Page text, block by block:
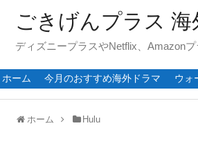
ごきげんプラス
ディズニープラスやNetflix、Amazon
ホーム 今月のおすすめ海外ドラマ ウォ
ホーム Hulu